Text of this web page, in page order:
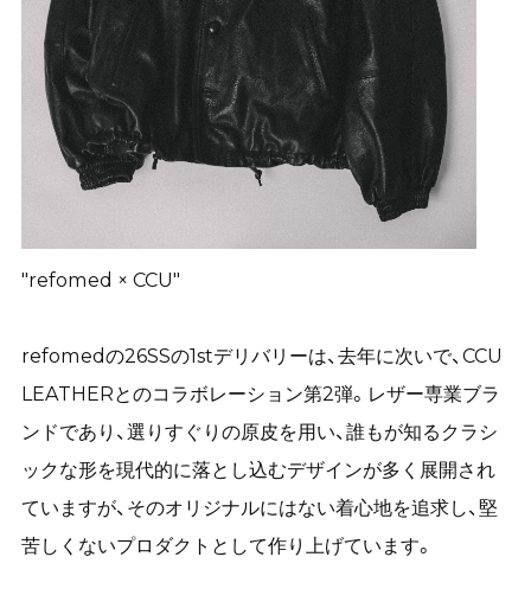
"refomed × CCU"
refomedの26SSの1stデリバリーは、去年に次いで、CCU
LEATHERとのコラボレーション第2弾。レザー専業ブラ
ンドであり、選りすぐりの原皮を用い、誰もが知るクラシ
ックな形を現代的に落とし込むデザインが多く展開され
ていますが、そのオリジナルにはない着心地を追求し、堅
苦しくないプロダクトとして作り上げています。